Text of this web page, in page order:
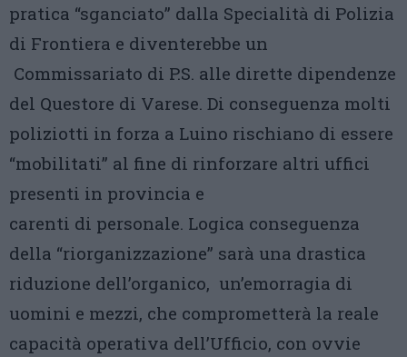
pratica “sganciato” dalla Specialità di Polizia
di Frontiera e diventerebbe un
Commissariato di P.S. alle dirette dipendenze
del Questore di Varese. Di conseguenza molti
poliziotti in forza a Luino rischiano di essere
“mobilitati” al fine di rinforzare altri uffici
presenti in provincia e
carenti di personale. Logica conseguenza
della “riorganizzazione” sarà una drastica
riduzione dell’organico, un’emorragia di
uomini e mezzi, che comprometterà la reale
capacità operativa dell’Ufficio, con ovvie